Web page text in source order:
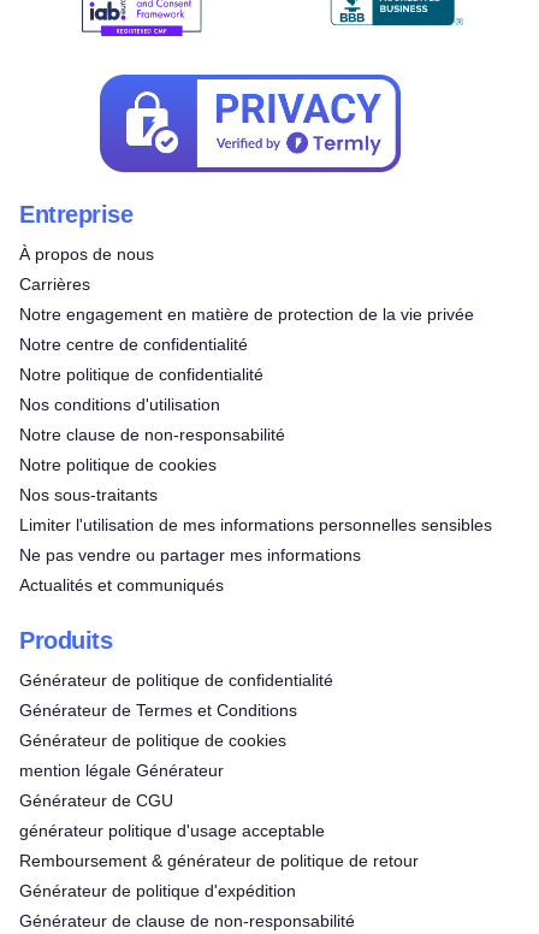
Entreprise
À propos de nous
Carrières
Notre engagement en matière de protection de la vie privée
Notre centre de confidentialité
Notre politique de confidentialité
Nos conditions d'utilisation
Notre clause de non-responsabilité
Notre politique de cookies
Nos sous-traitants
Limiter l'utilisation de mes informations personnelles sensibles
Ne pas vendre ou partager mes informations
Actualités et communiqués
Produits
Générateur de politique de confidentialité
Générateur de Termes et Conditions
Générateur de politique de cookies
mention légale Générateur
Générateur de CGU
générateur politique d'usage acceptable
Remboursement & générateur de politique de retour
Générateur de politique d'expédition
Générateur de clause de non-responsabilité